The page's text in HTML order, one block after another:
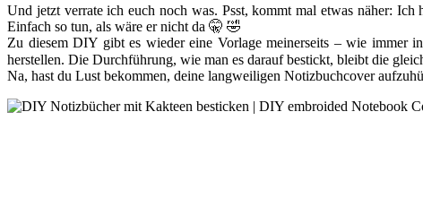
Und jetzt verrate ich euch noch was. Psst, kommt mal etwas näher:
Einfach so tun, als wäre er nicht da 🤫 🤣
Zu diesem DIY gibt es wieder eine Vorlage meinerseits – wie immer
herstellen. Die Durchführung, wie man es darauf bestickt, bleibt die
Na, hast du Lust bekommen, deine langweiligen Notizbuchcover